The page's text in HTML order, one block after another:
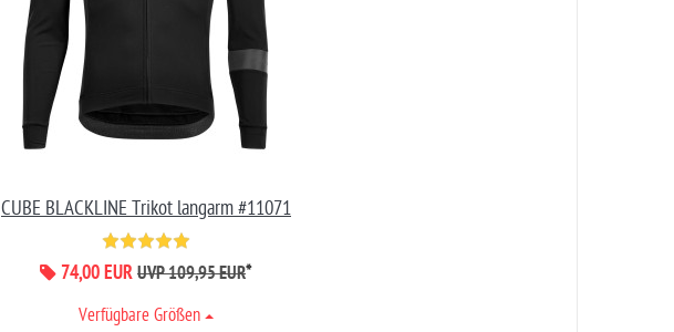
CUBE BLACKLINE Trikot langarm #11071
74,00 EUR UVP 109,95 EUR*
Verfügbare Größen